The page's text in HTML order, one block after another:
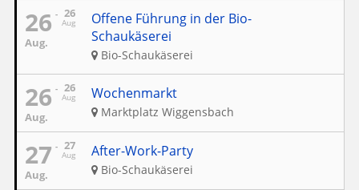
26
Aug
26
Aug.
Offene Führung in der Bio-
Schaukäserei
Bio-Schaukäserei
26
Aug
26
Aug.
Wochenmarkt
Marktplatz Wiggensbach
27
Aug
27
Aug.
After-Work-Party
Bio-Schaukäserei